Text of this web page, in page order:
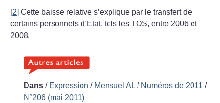
[2]Cette baisse relative s’explique par le transfert de
certains personnels d’Etat, tels les TOS, entre 2006 et
2008.
Dans / Expression / Mensuel AL / Numéros de 2011 /
N°206 (mai 2011)